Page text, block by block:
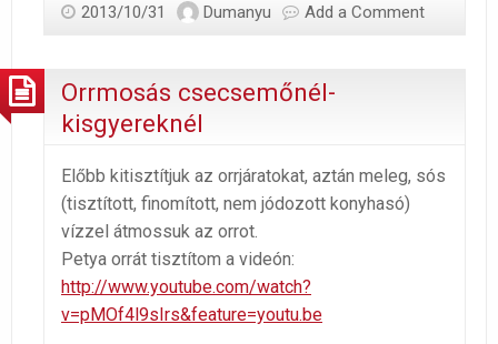
2013/10/31 Dumanyu Add a Comment
Orrmosás csecsemőnél-
kisgyereknél
Előbb kitisztítjuk az orrjáratokat, aztán meleg, sós
(tisztított, finomított, nem jódozott konyhasó)
vízzel átmossuk az orrot.
Petya orrát tisztítom a videón:
http://www.youtube.com/watch?
v=pMOf4l9sIrs&feature=youtu.be